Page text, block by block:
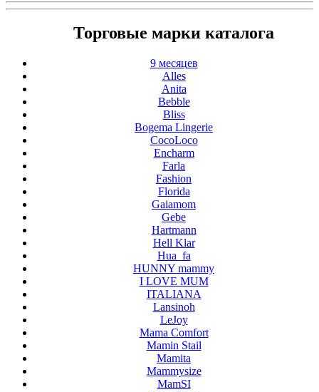
Торговые марки каталога
9 месяцев
Alles
Anita
Bebble
Bliss
Bogema Lingerie
CocoLoco
Encharm
Farla
Fashion
Florida
Gaiamom
Gebe
Hartmann
Hell Klar
Hua_fa
HUNNY mammy
I LOVE MUM
ITALIANA
Lansinoh
LeJoy
Mama Comfort
Mamin Stail
Mamita
Mammysize
MamSI